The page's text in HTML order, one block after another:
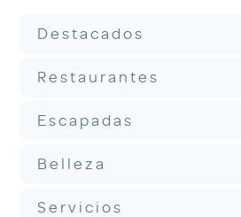
Destacados
Restaurantes
Escapadas
Belleza
Servicios